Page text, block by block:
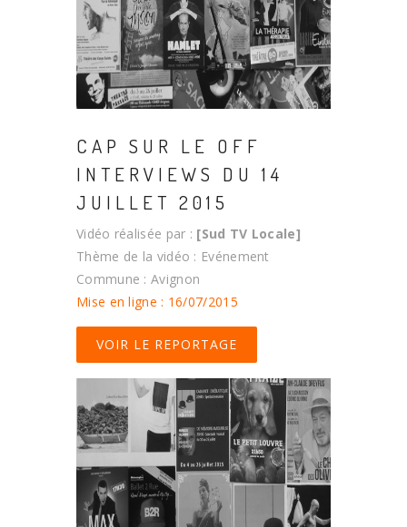
CAP SUR LE OFF
INTERVIEWS DU 14
JUILLET 2015
Vidéo réalisée par : [Sud TV Locale]
Thème de la vidéo : Evénement
Commune : Avignon
Mise en ligne : 16/07/2015
VOIR LE REPORTAGE